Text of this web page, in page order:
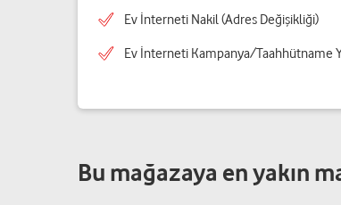
Ev İnterneti Nakil (Adres Değişikliği)
Ev İnterneti Kampanya/Taahhütname
Bu mağazaya en yakın